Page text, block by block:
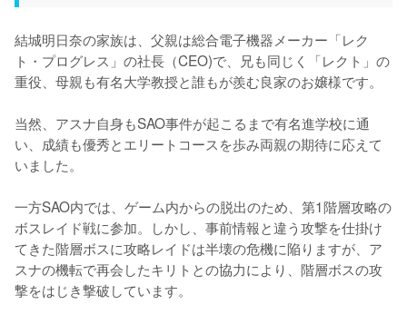
結城明日奈の家族は、父親は総合電子機器メーカー「レク
ト・プログレス」の社長（CEO)で、兄も同じく「レクト」の
重役、母親も有名大学教授と誰もが羨む良家のお嬢様です。
当然、アスナ自身もSAO事件が起こるまで有名進学校に通
い、成績も優秀とエリートコースを歩み両親の期待に応えて
いました。
一方SAO内では、ゲーム内からの脱出のため、第1階層攻略の
ボスレイド戦に参加。しかし、事前情報と違う攻撃を仕掛け
てきた階層ボスに攻略レイドは半壊の危機に陥りますが、ア
スナの機転で再会したキリトとの協力により、階層ボスの攻
撃をはじき撃破しています。